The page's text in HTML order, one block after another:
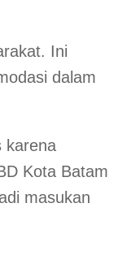
Ini
dalam
karena
Kota Batam
masukan